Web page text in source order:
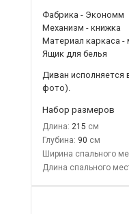
Фабрика - Экономм
Механизм - книжка
Материал каркаса -
Ящик для белья
Диван исполняется
фото).
Набор размеров
Длина: 215
Глубина: 90
Ширина спального
Длина спального